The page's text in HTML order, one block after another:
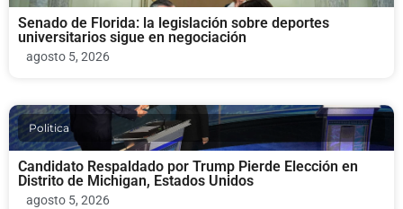
Senado de Florida: la legislación sobre deportes
universitarios sigue en negociación
agosto 5, 2026
Politica
Candidato Respaldado por Trump Pierde Elección en
Distrito de Michigan, Estados Unidos
agosto 5, 2026